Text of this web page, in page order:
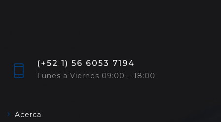
(+52 1) 56 6053 7194
Lunes a Viernes 09:00 – 18:00
Acerca